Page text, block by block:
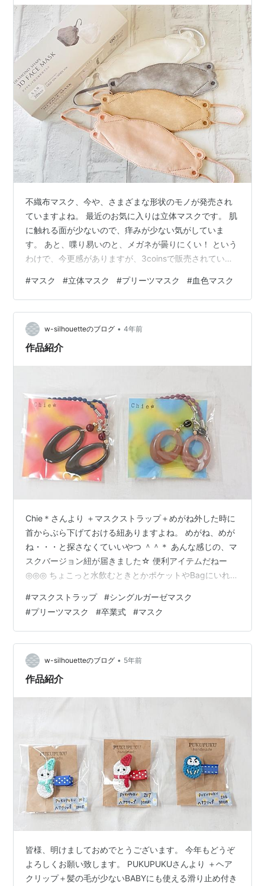
不織布マスク、今や、さまざまな形状のモノが発売され
ていますよね。 最近のお気に入りは立体マスクです。 肌
に触れる面が少ないので、痒みが少ない気がしていま
す。 あと、喋り易いのと、メガネが曇りにくい！ という
わけで、今更感がありますが、3coinsで販売されている
売り切れている店舗がほとんどですが… 3coinsで買える
3Dフェイスマスク 肌馴染みの良い色展開 毛羽立ちが少
ない 4層構造でペコペコしない 痛くなりにくい耳ゴム 立
体マスクのコスパは微妙 裏側が同色だともっと嬉しい
3coinsプリーツマスク 肌馴染みの良い色展開 やや薄い
#マスク #立体マスク #プリーツマスク #血色マスク
w-silhouetteのブログ • 4年前
作品紹介
Chie＊さんより ＋マスクストラップ＋めがね外した時に
首からぶら下げておける紐ありますよね。 めがね、めが
ね・・・と探さなくていいやつ ＾＾＊ あんな感じの、マ
スクバージョン紐が届きました☆ 便利アイテムだねー
◎◎◎ ちょこっと水飲むときとかポケットやBagにいれな
ヤリングしてるみたいに見えるんです＊ 髪の毛おろして
ると、せっかくのアクセサリーも隠れて見えなかったり
しちゃうよね これは、おおいに主張してくれるからオシ
ャレだよ～♪ 作家さんが使用されてて、ほんとパッと華や
かな印象で、こちらまで元気貰いました☆ ゴムに直接つ
ける仕組みだから、…
#マスクストラップ #シングルガーゼマスク
#プリーツマスク #卒業式 #マスク
w-silhouetteのブログ • 5年前
作品紹介
皆様、明けましておめでとうございます。 今年もどうぞ
よろしくお願い致します。 PUKUPUKUさんより ＋ヘア
クリップ＋髪の毛が少ないBABYにも使える滑り止め付き